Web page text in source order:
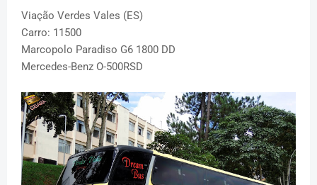
Viação Verdes Vales (ES)
Carro: 11500
Marcopolo Paradiso G6 1800 DD
Mercedes-Benz O-500RSD